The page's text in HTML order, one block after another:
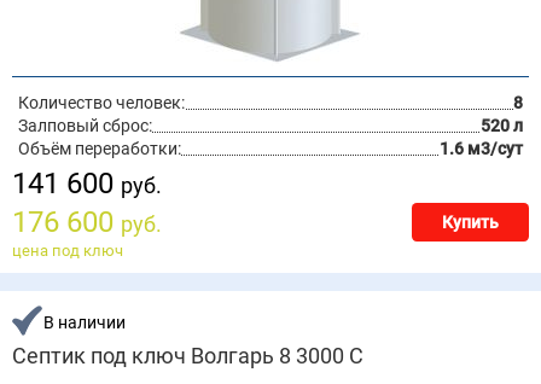
Количество человек:
8
Залповый сброс:
520 л
Объём переработки:
1.6 м3/сут
141 600 руб.
176 600 руб. Купить
цена под ключ
В наличии
Септик под ключ Волгарь 8 3000 С